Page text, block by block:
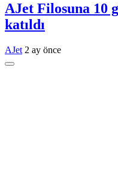
AJet Filosuna 10
katıldı
AJet 2 ay önce